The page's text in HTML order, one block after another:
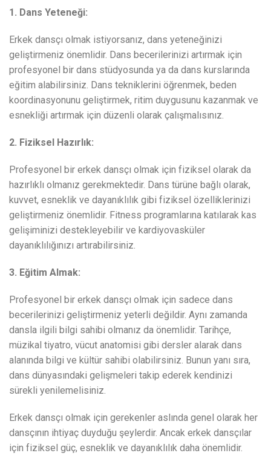
1. Dans Yeteneği:
Erkek dansçı olmak istiyorsanız, dans yeteneğinizi
geliştirmeniz önemlidir. Dans becerilerinizi artırmak için
profesyonel bir dans stüdyosunda ya da dans kurslarında
eğitim alabilirsiniz. Dans tekniklerini öğrenmek, beden
koordinasyonunu geliştirmek, ritim duygusunu kazanmak ve
esnekliği artırmak için düzenli olarak çalışmalısınız.
2. Fiziksel Hazırlık:
Profesyonel bir erkek dansçı olmak için fiziksel olarak da
hazırlıklı olmanız gerekmektedir. Dans türüne bağlı olarak,
kuvvet, esneklik ve dayanıklılık gibi fiziksel özelliklerinizi
geliştirmeniz önemlidir. Fitness programlarına katılarak kas
gelişiminizi destekleyebilir ve kardiyovasküler
dayanıklılığınızı artırabilirsiniz.
3. Eğitim Almak:
Profesyonel bir erkek dansçı olmak için sadece dans
becerilerinizi geliştirmeniz yeterli değildir. Aynı zamanda
dansla ilgili bilgi sahibi olmanız da önemlidir. Tarihçe,
müzikal tiyatro, vücut anatomisi gibi dersler alarak dans
alanında bilgi ve kültür sahibi olabilirsiniz. Bunun yanı sıra,
dans dünyasındaki gelişmeleri takip ederek kendinizi
sürekli yenilemelisiniz.
Erkek dansçı olmak için gerekenler aslında genel olarak her
dansçının ihtiyaç duyduğu şeylerdir. Ancak erkek dansçılar
için fiziksel güç, esneklik ve dayanıklılık daha önemlidir.